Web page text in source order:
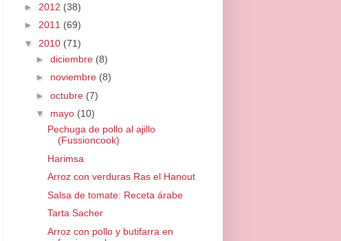
► 2012 (38)
► 2011 (69)
▼ 2010 (71)
► diciembre (8)
► noviembre (8)
► octubre (7)
▼ mayo (10)
Pechuga de pollo al ajillo
(Fussioncook)
Harimsa
Arroz con verduras Ras el Hanout
Salsa de tomate: Receta árabe
Tarta Sacher
Arroz con pollo y butifarra en